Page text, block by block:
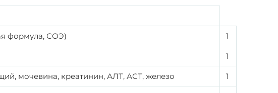
формула, СОЭ) 1
1
мочевина, креатинин, АЛТ, АСТ, железо 1